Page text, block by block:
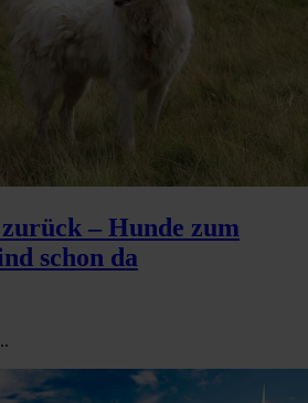
– Hunde zum
schon da